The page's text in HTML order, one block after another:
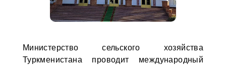
Министерство сельского хозяйства
Туркменистана проводит международный